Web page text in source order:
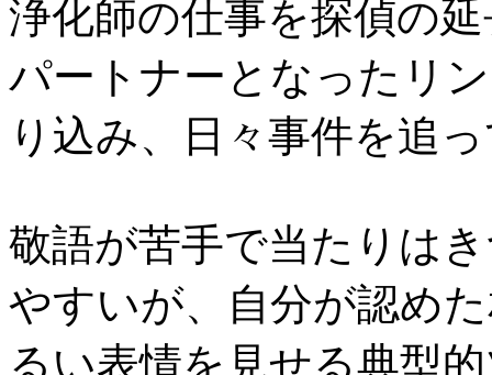
浄化師の仕事を探偵の
パートナーとなったリ
り込み、日々事件を追
敬語が苦手で当たりは
やすいが、自分が認め
るい表情を見せる典型